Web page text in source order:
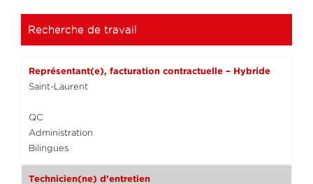
Recherche de travail
Représentant(e), facturation contractuelle – Hybride
Saint-Laurent
QC
Administration
Bilingues
Technicien(ne) d’entretien